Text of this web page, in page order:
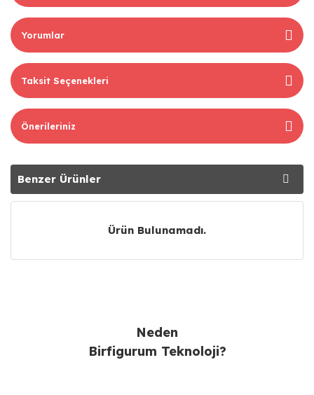
Yorumlar
Taksit Seçenekleri
Önerileriniz
Benzer Ürünler
Tavsiye Ürünler
Ürün Bulunamadı.
Neden
Birfigurum Teknoloji?